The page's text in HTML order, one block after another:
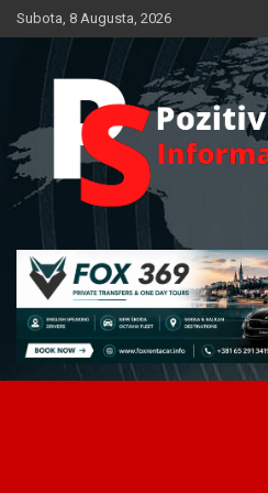
Skip
to
Subota, 8 Augusta, 2026
Pozitivna Srpska